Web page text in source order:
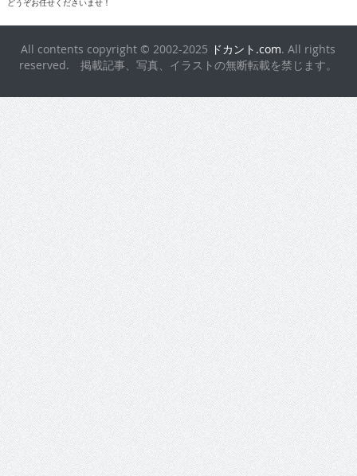
All contents copyright © 2002-2025
reserved. 掲載記事、写真、イラストの無断転載を禁じます。